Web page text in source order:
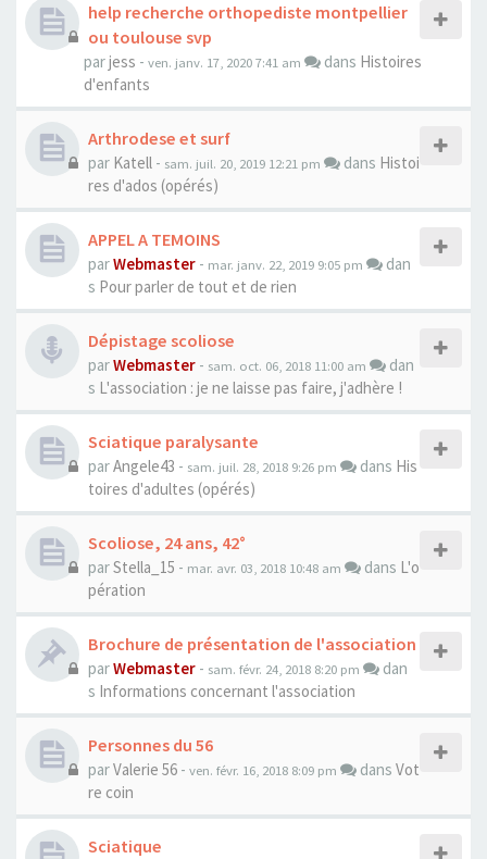
help recherche orthopediste montpellier
ou toulouse svp
parjess - ven. janv. 17, 2020 7:41 am dans Histoires
d'enfants
Arthrodese et surf
par Katell - sam. juil. 20, 2019 12:21 pm dans Histoi
res d'ados (opérés)
APPEL A TEMOINS
parWebmaster - mar. janv. 22, 2019 9:05 pm
dan
s Pour parler de tout et de rien
Dépistage scoliose
parWebmaster - sam. oct. 06, 2018 11:00 am
dan
s L'association : je ne laisse pas faire, j'adhère !
Sciatique paralysante
parAngele43 - sam. juil. 28, 2018 9:26 pm dans His
toires d'adultes (opérés)
Scoliose, 24 ans, 42°
parStella_15 - mar. avr. 03, 2018 10:48 am dans L'o
pération
Brochure de présentation de l'association
parWebmaster - sam. févr. 24, 2018 8:20 pm
dan
s Informations concernant l'association
Personnes du 56
parValerie 56 - ven. févr. 16, 2018 8:09 pm dans Vot
re coin
Sciatique